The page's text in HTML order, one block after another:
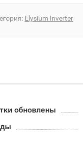
Elysium Inverter
обновлены